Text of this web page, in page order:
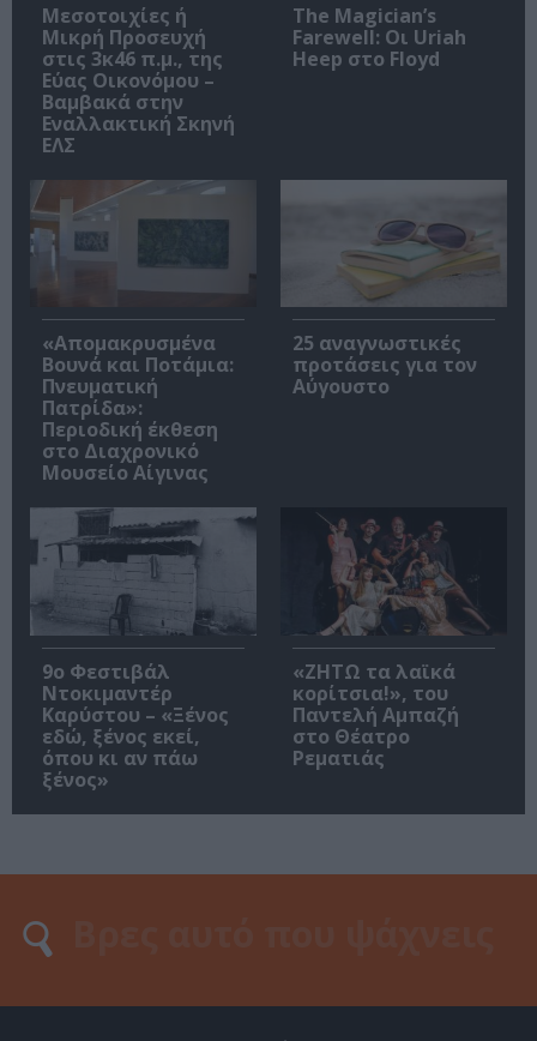
Μεσοτοιχίες ή
Μικρή Προσευχή
στις 3κ46 π.μ., της
Εύας Οικονόμου –
Βαμβακά στην
Εναλλακτική Σκηνή
ΕΛΣ
The Magician’s
Farewell: Οι Uriah
Heep στο Floyd
«Απομακρυσμένα
Βουνά και Ποτάμια:
Πνευματική
Πατρίδα»:
Περιοδική έκθεση
στο Διαχρονικό
Μουσείο Αίγινας
25 αναγνωστικές
προτάσεις για τον
Αύγουστο
9ο Φεστιβάλ
Ντοκιμαντέρ
Καρύστου – «Ξένος
εδώ, ξένος εκεί,
όπου κι αν πάω
ξένος»
«ΖΗΤΩ τα λαϊκά
κορίτσια!», του
Παντελή Αμπαζή
στο Θέατρο
Ρεματιάς